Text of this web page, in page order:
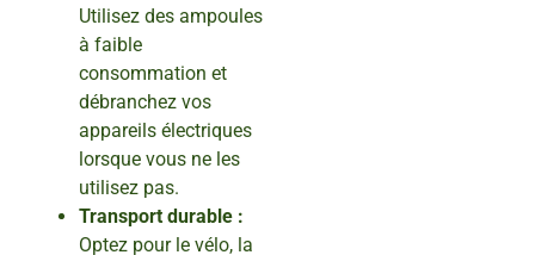
Utilisez des ampoules
à faible
consommation et
débranchez vos
appareils électriques
lorsque vous ne les
utilisez pas.
Transport durable :
Optez pour le vélo, la